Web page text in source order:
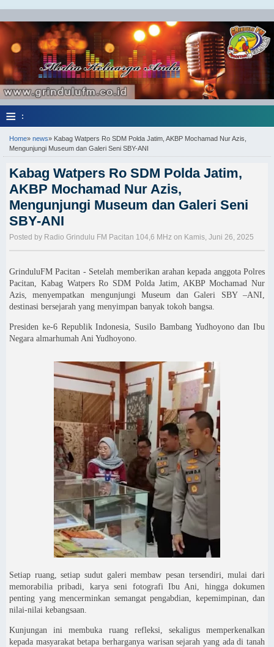
≡ :
Home» news» Kabag Watpers Ro SDM Polda Jatim, AKBP Mochamad Nur Azis,
Mengunjungi Museum dan Galeri Seni SBY-ANI
Kabag Watpers Ro SDM Polda Jatim,
AKBP Mochamad Nur Azis,
Mengunjungi Museum dan Galeri Seni
SBY-ANI
Posted by Radio Grindulu FM Pacitan 104,6 MHz on Kamis, Juni 26, 2025
GrinduluFM Pacitan - Setelah memberikan arahan kepada anggota Polres
Pacitan, Kabag Watpers Ro SDM Polda Jatim, AKBP Mochamad Nur
Azis, menyempatkan mengunjungi Museum dan Galeri SBY –ANI,
destinasi bersejarah yang menyimpan banyak tokoh bangsa.
Presiden ke-6 Republik Indonesia, Susilo Bambang Yudhoyono dan Ibu
Negara almarhumah Ani Yudhoyono.
Setiap ruang, setiap sudut galeri membaw pesan tersendiri, mulai dari
memorabilia pribadi, karya seni fotografi Ibu Ani, hingga dokumen
penting yang mencerminkan semangat pengabdian, kepemimpinan, dan
nilai-nilai kebangsaan.
Kunjungan ini membuka ruang refleksi, sekaligus memperkenalkan
kepada masyarakat betapa berharganya warisan sejarah yang ada di tanah